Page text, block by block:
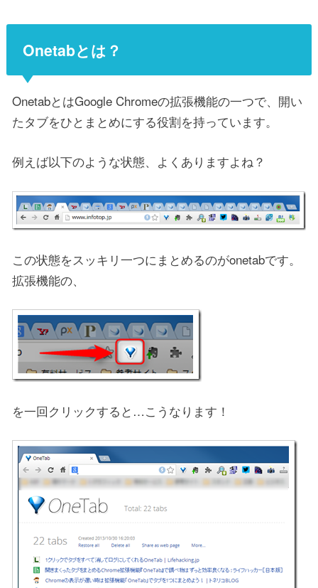
Onetabとは？
OnetabとはGoogle Chromeの拡張機能の一つで、開い
たタブをひとまとめにする役割を持っています。
例えば以下のような状態、よくありますよね？
この状態をスッキリ一つにまとめるのがonetabです。
拡張機能の、
を一回クリックすると…こうなります！